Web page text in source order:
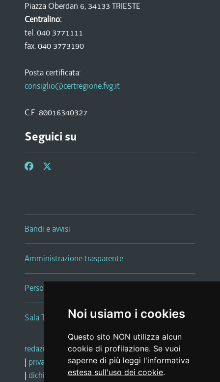
Noi usiamo i cookies
Questo sito NON utilizza alcun
cookie di profilazione. Se vuoi
saperne di più leggi l'informativa
estesa sull'uso dei cookie.
Piazza Oberdan 6, 34133 TRIESTE
Centralino:
tel. 040 3771111
fax. 040 3773190
Posta certificata:
consiglio@certregione.fvg.it
C.F. 80016340327
Seguici su
Bandi e avvisi
Amministrazione trasparente
Persone e Uffici
Sala Tiziano Tessitori
redazione web |note legali |glossario
| privacy
social media policy
| dichiarazione di accessibilità |feedback